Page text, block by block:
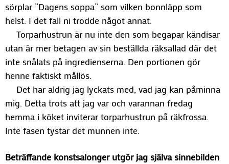
sörplar ”Dagens soppa” som vilken bonnläpp som
helst. I det fall ni trodde något annat.
Torparhustrun är nu inte den som begapar kändisar
utan är mer betagen av sin beställda räksallad där det
inte snålats på ingredienserna. Den portionen gör
henne faktiskt mållös.
Det har aldrig jag lyckats med, vad jag kan påminna
mig. Detta trots att jag var och varannan fredag
hemma i köket inviterar torparhustrun på räkfrossa.
Inte fasen tystar det munnen inte.
Beträffande konstsalonger utgör jag själva sinnebilden